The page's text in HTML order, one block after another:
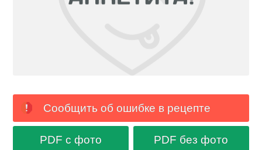
Сообщить об ошибке в рецепте
PDF с фото PDF без фото